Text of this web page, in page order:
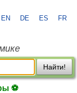
EN DE ES FR
Найти!
⚽